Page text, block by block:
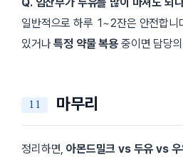
일반적으로 하루 1~2잔은 안전합니
있거나특정 약물 복용 중이면 담당
마무리
정리하면,아몬드밀크 vs 두유 vs